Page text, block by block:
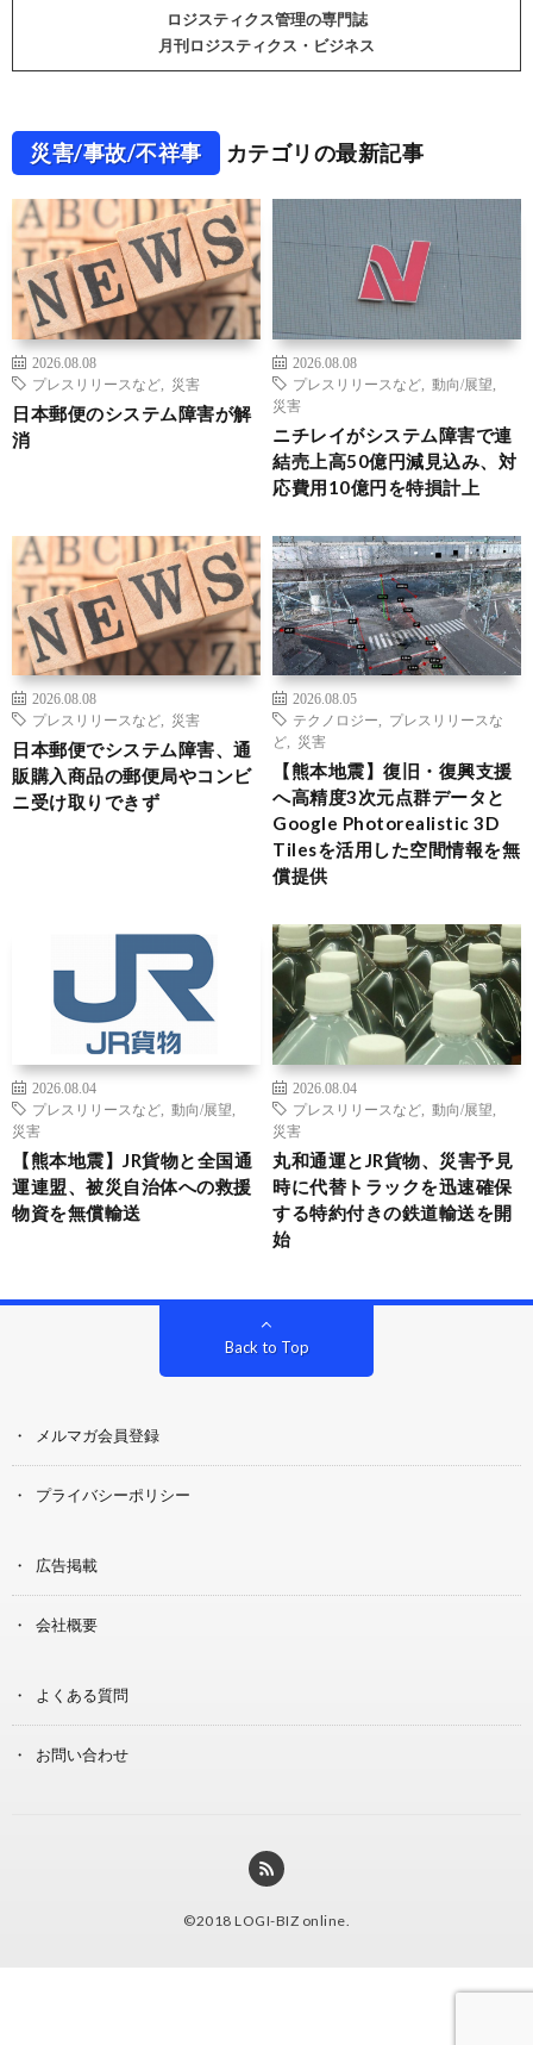
ロジスティクス管理の専門誌
月刊ロジスティクス・ビジネス
災害/事故/不祥事 カテゴリの最新記事
2026.08.08
プレスリリースなど
災害
日本郵便のシステム障害が解
消
2026.08.08
プレスリリースなど
動向/展望
災害
ニチレイがシステム障害で連
結売上高50億円減見込み、対
応費用10億円を特損計上
2026.08.08
プレスリリースなど
災害
日本郵便でシステム障害、通
販購入商品の郵便局やコンビ
ニ受け取りできず
2026.08.05
テクノロジー
プレスリリースな
ど
災害
【熊本地震】復旧・復興支援
へ高精度3次元点群データと
Google Photorealistic 3D
Tilesを活用した空間情報を無
償提供
2026.08.04
プレスリリースなど
動向/展望
災害
【熊本地震】JR貨物と全国通
運連盟、被災自治体への救援
物資を無償輸送
2026.08.04
プレスリリースなど
動向/展望
災害
丸和通運とJR貨物、災害予見
時に代替トラックを迅速確保
する特約付きの鉄道輸送を開
始
Back to Top
メルマガ会員登録
プライバシーポリシー
広告掲載
会社概要
よくある質問
お問い合わせ
©2018 LOGI-BIZ online